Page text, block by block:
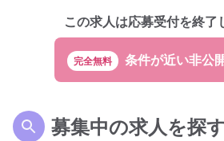
この求人は応募受付を終了
完全無料
募集中の求人を探